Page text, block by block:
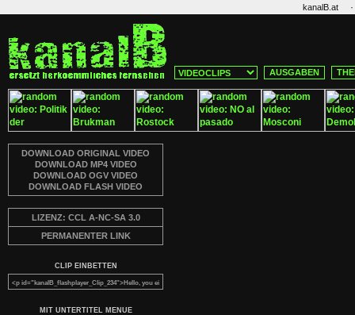
kanalB.at ·
AUSGABEN
DOWNLOAD ORIGINAL VIDEO
DOWNLOAD MP4 VIDEO
DOWNLOAD OGV VIDEO
DOWNLOAD FLASH VIDEO
LIZENZ: CCL A-NC-SA 3.0
PERMANENTER LINK
CLIP EINBETTEN
MIT UNTERTITEL MENUE